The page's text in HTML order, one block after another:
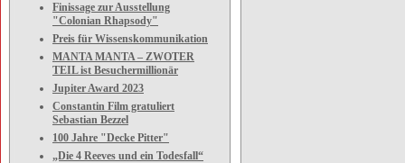
Finissage zur Ausstellung
"Colonian Rhapsody"
Preis für Wissenskommunikation
MANTA MANTA – ZWOTER
TEIL ist Besuchermillionär
Jupiter Award 2023
Constantin Film gratuliert
Sebastian Bezzel
100 Jahre "Decke Pitter"
„Die 4 Reeves und ein Todesfall“